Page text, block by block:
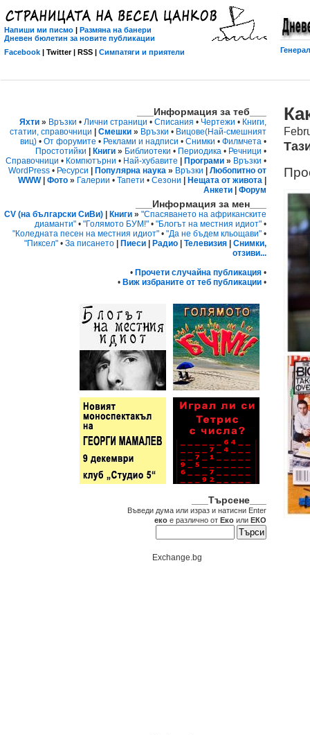
Напиши ми писмо | Размяна на банери
Дневен бюлетин за новите публикации
Facebook | Twitter | RSS | Симпатяги и приятели
___Информация за теб___
Яхти » Връзки • Лични страници • Списания • Чертежи • Книги,
статии, справочници
Смешки » Връзки • Вицове(Най-смешният
виц) • От форумите • Реклами и надписи • Снимки • Филмчета •
Простотийки
Книги » Библиотеки • Периодика • Речници •
Справочници • Компютърни • Най-хубавите Програми » Връзки •
WordPress • Ресурси Популярна наука » Връзки
Любопитно от
WWW| Фото » Галерии • Тапети • Сезони Нещата от живота
Анкети
Форум
___Информация за мен___
CV (на български СиВи) Книги » "Спасяването на африканските
диаманти" • "Голямото БУМ!" • "Блогът на местния идиот" •
"Коледната песен на местния идиот" • "Да не бъдем кльощави" •
"Пиксел" • За писането Пиеси Радио Телевизия
Снимки,
отзиви...
• Прочети случайна публикация •
• Виж избраните от теб публикации •
___Търсене___
Въведи дума или израз и натисни Enter
еко е различно от Еко или ЕКО
Exchange.bg